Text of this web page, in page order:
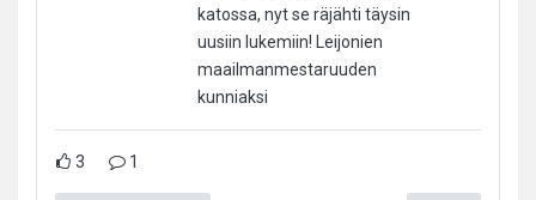
katossa, nyt se räjähti täysin
uusiin lukemiin! Leijonien
maailmanmestaruuden
kunniaksi
3 1